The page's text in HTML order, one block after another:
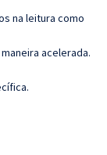
na leitura como
acelerada.